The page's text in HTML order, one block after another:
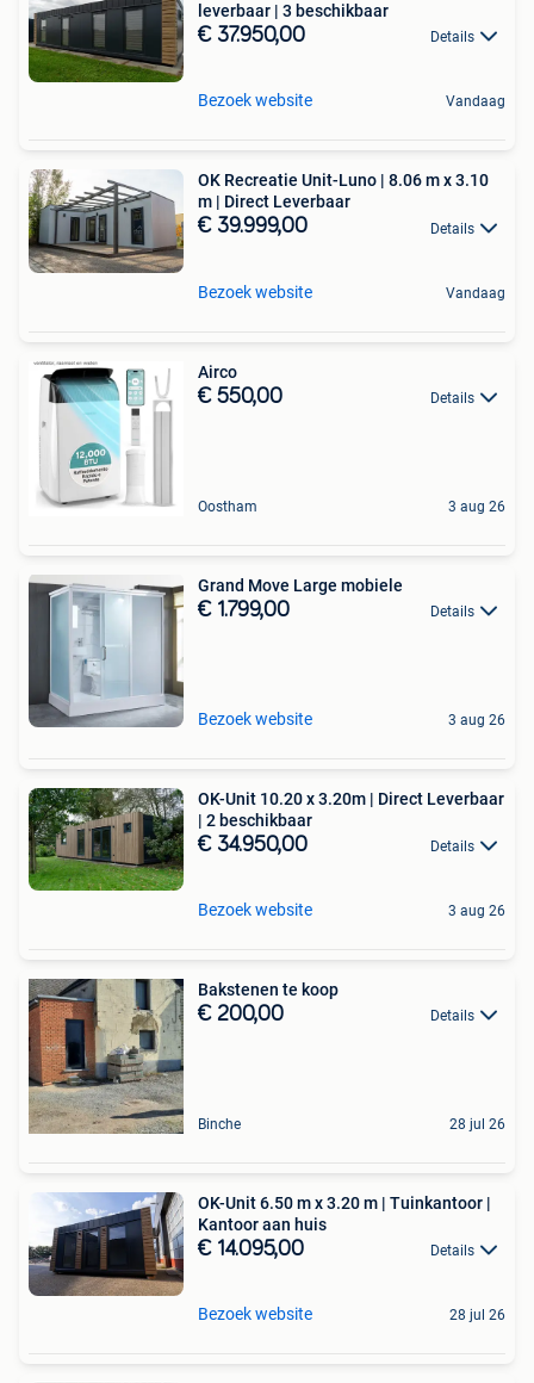
leverbaar | 3 beschikbaar
€ 37.950,00 Details
Bezoek website Vandaag
OK Recreatie Unit-Luno | 8.06 m x 3.10
m | Direct Leverbaar
€ 39.999,00 Details
Bezoek website Vandaag
Airco
€ 550,00 Details
Oostham 3 aug 26
Grand Move Large mobiele
€ 1.799,00 Details
Bezoek website 3 aug 26
OK-Unit 10.20 x 3.20m | Direct Leverbaar
| 2 beschikbaar
€ 34.950,00 Details
Bezoek website 3 aug 26
Bakstenen te koop
€ 200,00 Details
Binche 28 jul 26
OK-Unit 6.50 m x 3.20 m | Tuinkantoor |
Kantoor aan huis
€ 14.095,00 Details
Bezoek website 28 jul 26